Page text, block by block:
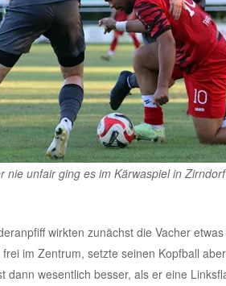
nie unfair ging es im Kärwaspiel in
wirkten zunächst die Vacher
im Zentrum, setzte seinen Kopfball
dann wesentlich besser, als er eine